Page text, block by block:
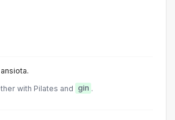
ansiota.
with Pilates and gin .